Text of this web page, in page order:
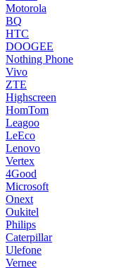
Motorola
BQ
HTC
DOOGEE
Nothing Phone
Vivo
ZTE
Highscreen
HomTom
Leagoo
LeEco
Lenovo
Vertex
4Good
Microsoft
Onext
Oukitel
Philips
Caterpillar
Ulefone
Vernee